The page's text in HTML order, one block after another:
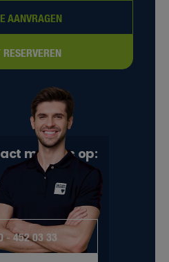
met ons op:
- 452 03 33
AANVRAGEN